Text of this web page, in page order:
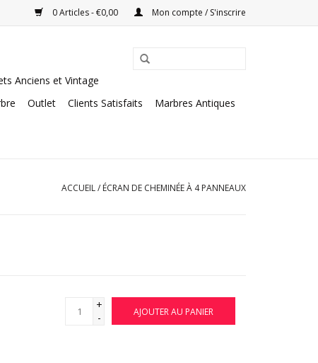
0 Articles - €0,00 Mon compte / S'inscrire
Anciens et Vintage
Outlet Clients Satisfaits
Marbres Antiques
ACCUEIL/ ÉCRAN DE CHEMINÉE À 4 PANNEAUX
+
-
AJOUTER AU PANIER